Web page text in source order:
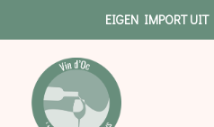
EIGEN IMPORT